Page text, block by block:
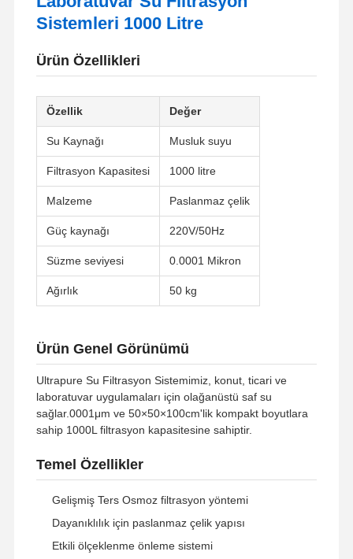
Sistemleri 1000 Litre
Ürün Özellikleri
Özellik Değer
Su Kaynağı Musluk suyu
Filtrasyon Kapasitesi 1000 litre
Malzeme Paslanmaz çelik
Güç kaynağı 220V/50Hz
Süzme seviyesi 0.0001 Mikron
Ağırlık 50 kg
Ürün Genel Görünümü
Ultrapure Su Filtrasyon Sistemimiz, konut, ticari ve
laboratuvar uygulamaları için olağanüstü saf su
sağlar.0001μm ve 50×50×100cm'lik kompakt boyutlara
sahip 1000L filtrasyon kapasitesine sahiptir.
Temel Özellikler
Gelişmiş Ters Osmoz filtrasyon yöntemi
Dayanıklılık için paslanmaz çelik yapısı
Etkili ölçeklenme önleme sistemi